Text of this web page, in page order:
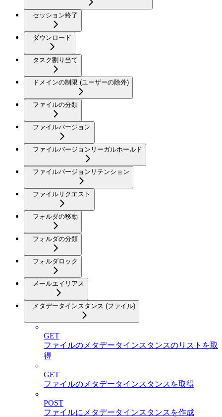
セッション終了
ダウンロード
タスク割り当て
ドメインの制限 (ユーザーの除外)
ファイルの分類
ファイルバージョン
ファイルバージョンリーガルホールド
ファイルバージョンリテンション
ファイルリクエスト
フォルダの移動
フォルダの分類
フォルダロック
メールエイリアス
メタデータインスタンス (ファイル)
GET
ファイルのメタデータインスタンスのリストを取
得
GET
ファイルのメタデータインスタンスを取得
POST
ファイルにメタデータインスタンスを作成